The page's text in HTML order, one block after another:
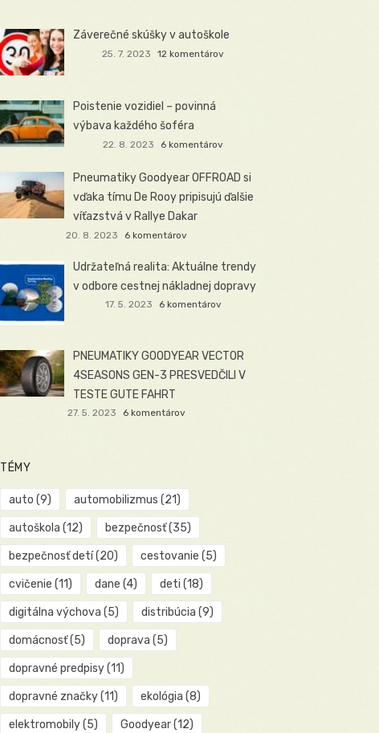
Záverečné skúšky v autoškole
25. 7. 2023 12 komentárov
Poistenie vozidiel – povinná
výbava každého šoféra
22. 8. 2023 6 komentárov
Pneumatiky Goodyear OFFROAD si
vďaka tímu De Rooy pripisujú ďalšie
víťazstvá v Rallye Dakar
20. 8. 2023 6 komentárov
Udržateľná realita: Aktuálne trendy
v odbore cestnej nákladnej dopravy
17. 5. 2023 6 komentárov
PNEUMATIKY GOODYEAR VECTOR
4SEASONS GEN-3 PRESVEDČILI V
TESTE GUTE FAHRT
27. 5. 2023 6 komentárov
TÉMY
auto (9) automobilizmus (21)
autoškola (12) bezpečnosť(35)
bezpečnosť detí(20) cestovanie (5)
cvičenie (11) dane (4) deti (18)
digitálna výchova (5) distribúcia (9)
domácnosť(5) doprava (5)
dopravné predpisy(11)
dopravné značky(11) ekológia (8)
elektromobily(5) Goodyear(12)